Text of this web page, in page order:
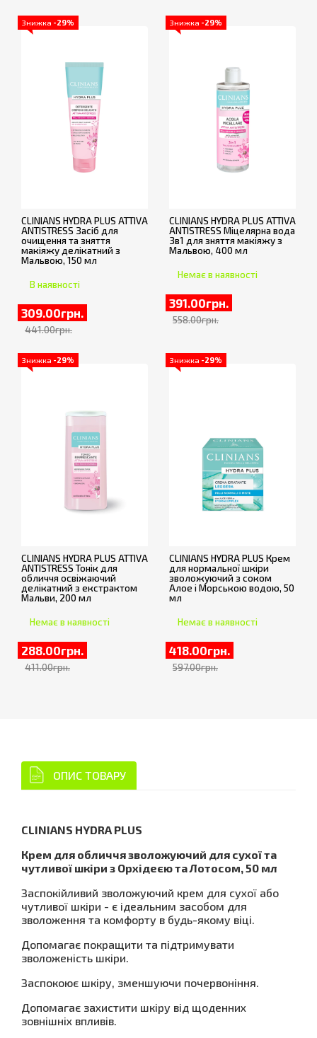
Знижка -29%
CLINIANS HYDRA PLUS ATTIVA
ANTISTRESS Засіб для
очищення та зняття
макіяжу делікатний з
Мальвою, 150 мл
В наявності
309.00грн.
441.00грн.
Знижка -29%
CLINIANS HYDRA PLUS ATTIVA
ANTISTRESS Міцелярна вода
3в1 для зняття макіяжу з
Мальвою, 400 мл
Немає в наявності
391.00грн.
558.00грн.
Знижка -29%
CLINIANS HYDRA PLUS ATTIVA
ANTISTRESS Тонік для
обличчя освіжаючий
делікатний з екстрактом
Мальви, 200 мл
Немає в наявності
288.00грн.
411.00грн.
Знижка -29%
CLINIANS HYDRA PLUS Крем
для нормальної шкіри
зволожуючий з соком
Алое і Морською водою, 50
мл
Немає в наявності
418.00грн.
597.00грн.
ОПИС ТОВАРУ
CLINIANS HYDRA PLUS
Крем для обличчя зволожуючий для сухої та
чутливої шкіри з Орхідеєю та Лотосом, 50 мл
Заспокійливий зволожуючий крем для сухої або
чутливої шкіри - є ідеальним засобом для
зволоження та комфорту в будь-якому віці.
Допомагає покращити та підтримувати
зволоженість шкіри.
Заспокоює шкіру, зменшуючи почервоніння.
Допомагає захистити шкіру від щоденних
зовнішніх впливів.